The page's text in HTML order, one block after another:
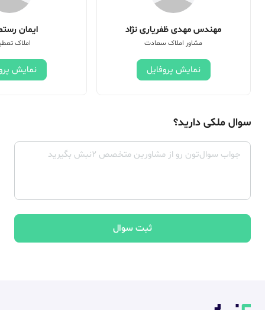
مهندس مهدی ظفریاری نژاد
مشاور املاک سعادت
نمایش پروفایل
ایمان
املاک
نمایش
سوال ملکی دارید؟
ثبت سوال